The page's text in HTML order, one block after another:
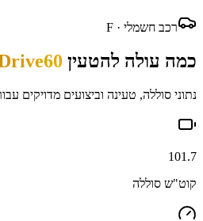
רכב חשמלי · F
כמה עולה להטעין
נתוני סוללה, טעינה וביצועים מדויקים
101.7
קוט"ש סוללה